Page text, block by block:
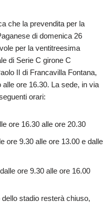
che la prevendita per la
di domenica 26
per la ventitreesima
di Serie C girone C
II di Francavilla Fontana,
ore 16.30. La sede, in via
orari:
ore 16.30 alle ore 20.30
ore 9.30 alle ore 13.00 e dalle
ore 9.30 alle ore 16.00
stadio resterà chiuso,